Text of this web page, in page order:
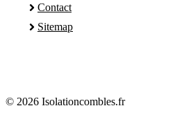
Contact
Sitemap
© 2026 Isolationcombles.fr